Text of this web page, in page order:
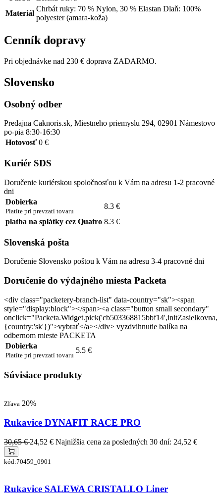
Materiál
Chrbát ruky: 70 % Nylon, 30 % Elastan Dlaň: 100%
polyester (amara-koža)
Cenník dopravy
Pri objednávke nad 230 € doprava ZADARMO.
Slovensko
Osobný odber
Predajna Caknoris.sk, Miestneho priemyslu 294, 02901 Námestovo
po-pia 8:30-16:30
Hotovosť 0 €
Kuriér SDS
Doručenie kuriérskou spoločnosťou k Vám na adresu 1-2 pracovné
dni
Dobierka
Platíte pri prevzatí tovaru
8.3 €
platba na splátky cez Quatro 8.3 €
Slovenská pošta
Doručenie Slovensko poštou k Vám na adresu 3-4 pracovné dni
Doručenie do výdajného miesta Packeta
<div class="packetery-branch-list" data-country="sk"><span
style="display:block"></span><a class="button small secondary"
onclick="Packeta.Widget.pick('cb503368815bbf14',initZasielkovna,
{country:'sk'})">vybrať</a></div> vyzdvihnutie balíka na
odbernom mieste PACKETA
Dobierka
Platíte pri prevzatí tovaru
5.5 €
Súvisiace produkty
Zľava 20%
Rukavice DYNAFIT RACE PRO
30,65 €24,52 € Najnižšia cena za posledných 30 dní: 24,52 €
kód:70459_0901
Rukavice SALEWA CRISTALLO Liner